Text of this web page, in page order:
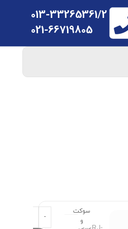
013-33265361/2
021-66719805
سوکت
و